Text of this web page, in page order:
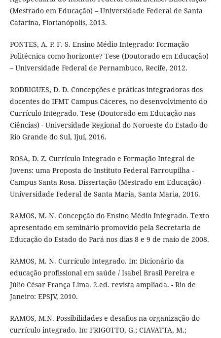
(Mestrado em Educação) – Universidade Federal de Santa
Catarina, Florianópolis, 2013.
PONTES, A. P. F. S. Ensino Médio Integrado: Formação
Politécnica como horizonte? Tese (Doutorado em Educação)
– Universidade Federal de Pernambuco, Recife, 2012.
RODRIGUES, D. D. Concepções e práticas integradoras dos
docentes do IFMT Campus Cáceres, no desenvolvimento do
Currículo Integrado. Tese (Doutorado em Educação nas
Ciências) - Universidade Regional do Noroeste do Estado do
Rio Grande do Sul, Ijuí, 2016.
ROSA, D. Z. Currículo Integrado e Formação Integral de
Jovens: uma Proposta do Instituto Federal Farroupilha -
Campus Santa Rosa. Dissertação (Mestrado em Educação) -
Universidade Federal de Santa Maria, Santa Maria, 2016.
RAMOS, M. N. Concepção do Ensino Médio Integrado. Texto
apresentado em seminário promovido pela Secretaria de
Educação do Estado do Pará nos dias 8 e 9 de maio de 2008.
RAMOS, M. N. Currículo Integrado. In: Dicionário da
educação profissional em saúde / Isabel Brasil Pereira e
Júlio César França Lima. 2.ed. revista ampliada. - Rio de
Janeiro: EPSJV, 2010.
RAMOS, M.N. Possibilidades e desafios na organização do
currículo integrado. In: FRIGOTTO, G.; CIAVATTA, M.;